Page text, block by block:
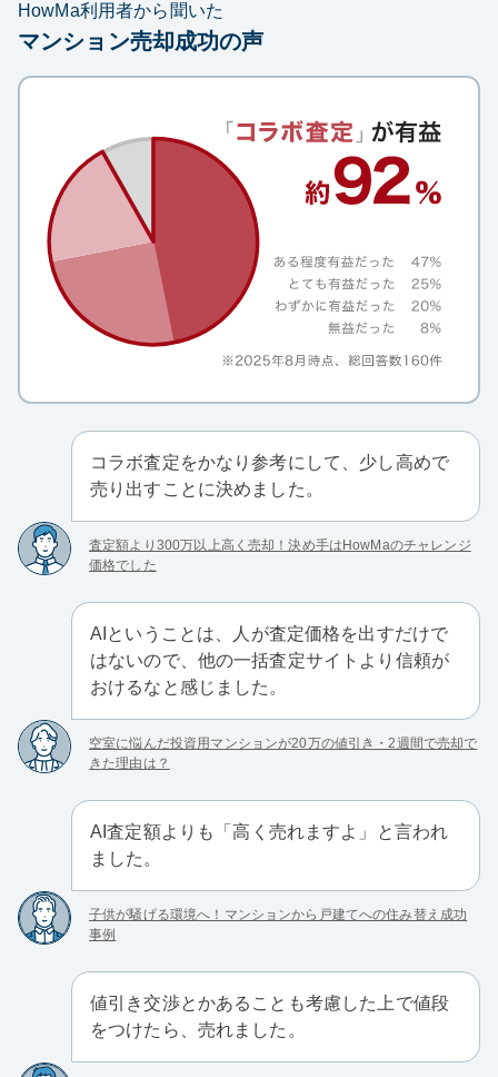
HowMa利用者から聞いた
マンション売却成功の声
コラボ査定をかなり参考にして、少し高めで
売り出すことに決めました。
査定額より300万以上高く売却！決め手はHowMaのチャレンジ
価格でした
AIということは、人が査定価格を出すだけで
はないので、他の一括査定サイトより信頼が
おけるなと感じました。
空室に悩んだ投資用マンションが20万の値引き・2週間で売却で
きた理由は？
AI査定額よりも「高く売れますよ」と言われ
ました。
子供が騒げる環境へ！マンションから戸建てへの住み替え成功
事例
値引き交渉とかあることも考慮した上で値段
をつけたら、売れました。